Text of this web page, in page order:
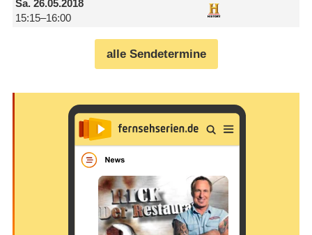
Sa.26.05.2018
15:15–16:00
alle Sendetermine